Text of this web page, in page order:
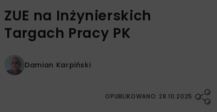
ZUE na Inżynierskich
Targach Pracy PK
Damian Karpiński
OPUBLIKOWANO: 28.10.2025